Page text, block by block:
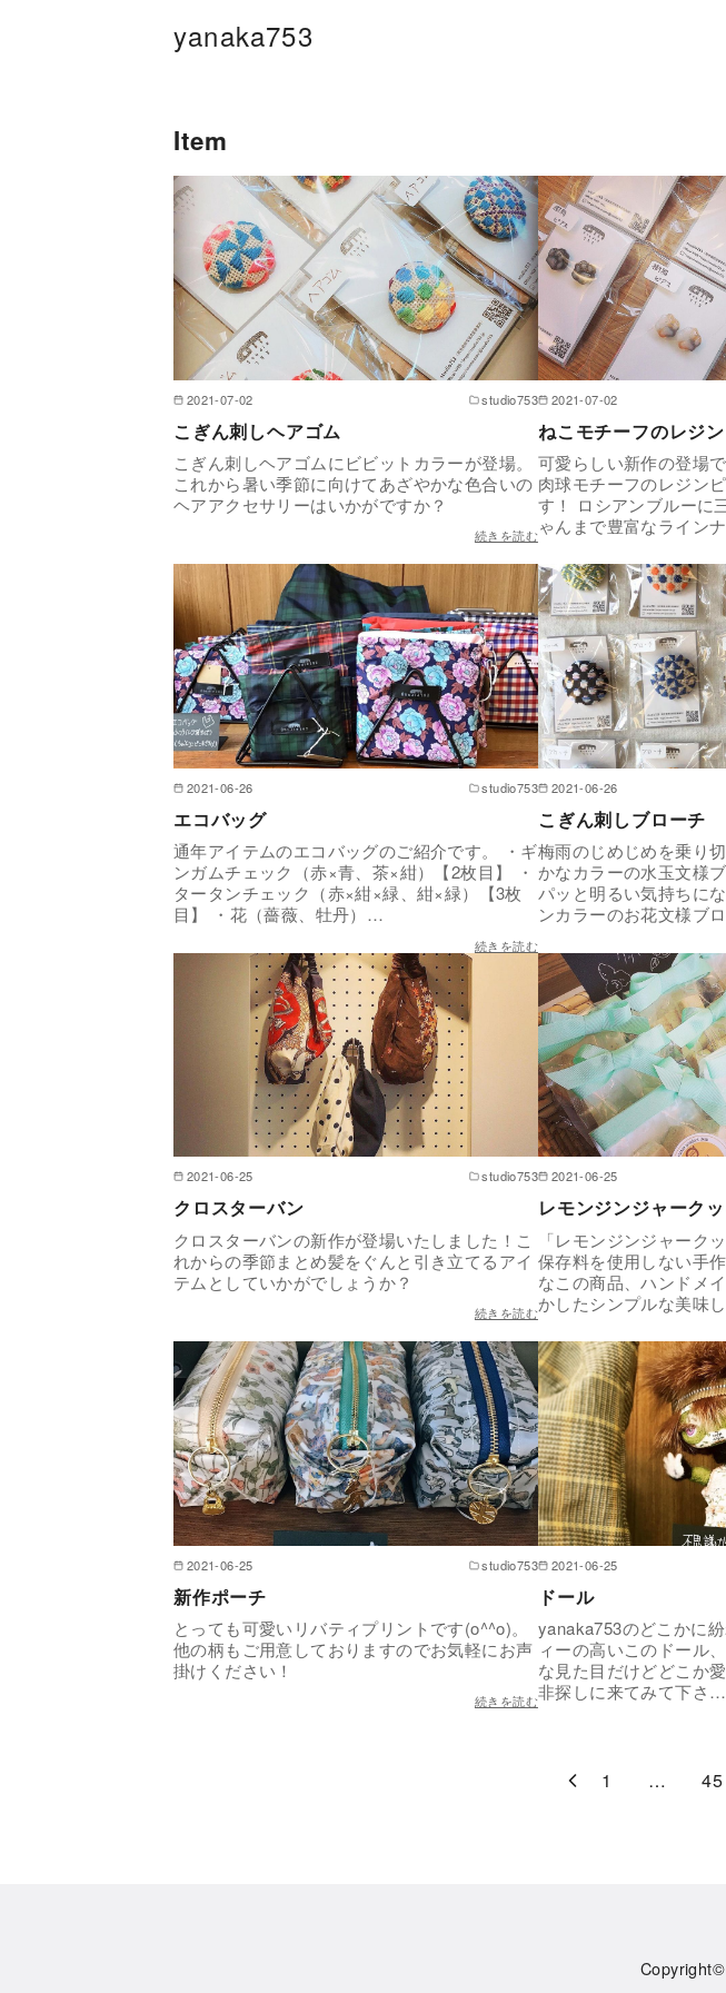
yanaka753
2021-07-02 studio753
こぎん刺しヘアゴム
こぎん刺しヘアゴムにビビットカラーが登場。
これから暑い季節に向けてあざやかな色合いの
ヘアアクセサリーはいかがですか？
続きを読む
2021-07-02
ねこモチーフのレジ
可愛らしい新作の登場
肉球モチーフのレジン
す！ ロシアンブルーに
ゃんまで豊富なラインナ
2021-06-26 studio753
エコバッグ
通年アイテムのエコバッグのご紹介です。 ・ギ
ンガムチェック（赤×青、茶×紺）【2枚目】 ・
タータンチェック（赤×紺×緑、紺×緑）【3枚
目】 ・花（薔薇、牡丹）…
続きを読む
2021-06-26
こぎん刺しブローチ
梅雨のじめじめを乗り
かなカラーの水玉文様
パッと明るい気持ちに
ンカラーのお花文様ブ
2021-06-25 studio753
クロスターバン
クロスターバンの新作が登場いたしました！こ
れからの季節まとめ髪をぐんと引き立てるアイ
テムとしていかがでしょうか？
続きを読む
2021-06-25
レモンジンジャーク
「レモンジンジャーク
保存料を使用しない手
なこの商品、ハンドメ
かしたシンプルな美味
2021-06-25 studio753
新作ポーチ
とっても可愛いリバティプリントです(o^^o)。
他の柄もご用意しておりますのでお気軽にお声
掛けください！
続きを読む
2021-06-25
ドール
yanaka753のどこかに
ィーの高いこのドール
な見た目だけどどこか
非探しに来てみて下さ…
1 … 45